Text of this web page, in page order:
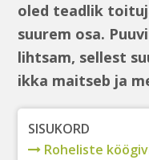
oled teadlik
suurem osa.
lihtsam, sellest
ikka maitseb ja
SISUKORD
Roheliste